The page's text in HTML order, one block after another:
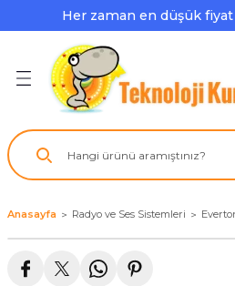
Her zaman en düşük fiyat
Geri Dön
Geri Dön
ve Ekipmanları
Geri Dön
Çevre Birimleri
Geri Dön
Geri Dön
Geri Dön
Geri Dön
Aksesuarları
Anasayfa Radyo ve Ses Sistemleri